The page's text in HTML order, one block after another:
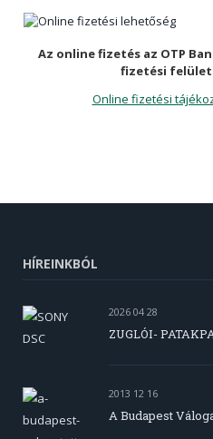
Az online fizetés az OTP
fizetési
Online fizetési
HÍREINKBÓL
2026 04 28
ZUGLÓI-
2013 12 16
A Budapest